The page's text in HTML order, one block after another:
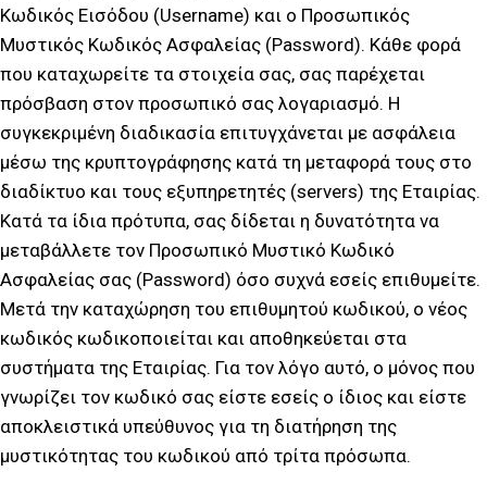
Κωδικός Εισόδου (Username) και ο Προσωπικός
Μυστικός Κωδικός Ασφαλείας (Password). Κάθε φορά
που καταχωρείτε τα στοιχεία σας, σας παρέχεται
πρόσβαση στον προσωπικό σας λογαριασμό. Η
συγκεκριμένη διαδικασία επιτυγχάνεται με ασφάλεια
μέσω της κρυπτογράφησης κατά τη μεταφορά τους στο
διαδίκτυο και τους εξυπηρετητές (servers) της Εταιρίας.
Κατά τα ίδια πρότυπα, σας δίδεται η δυνατότητα να
μεταβάλλετε τον Προσωπικό Μυστικό Κωδικό
Ασφαλείας σας (Password) όσο συχνά εσείς επιθυμείτε.
Μετά την καταχώρηση του επιθυμητού κωδικού, ο νέος
κωδικός κωδικοποιείται και αποθηκεύεται στα
συστήματα της Εταιρίας. Για τον λόγο αυτό, ο μόνος που
γνωρίζει τον κωδικό σας είστε εσείς ο ίδιος και είστε
αποκλειστικά υπεύθυνος για τη διατήρηση της
μυστικότητας του κωδικού από τρίτα πρόσωπα.